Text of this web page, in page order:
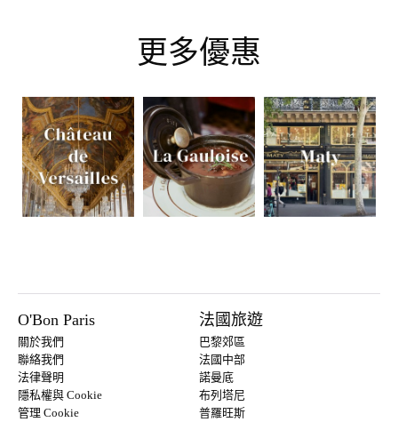
更多優惠
O'Bon Paris
關於我們
聯絡我們
法律聲明
隱私權與 Cookie
管理 Cookie
法國旅遊
巴黎郊區
法國中部
諾曼底
布列塔尼
普羅旺斯